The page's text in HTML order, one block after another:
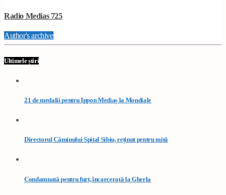
Radio Medias 725
Author's archive
Ultimele știri
21 de medalii pentru Ippon Mediaș la Mondiale
Directorul Căminului Spital Sibiu, reținut pentru mită
Condamnată pentru furt, încarcerată la Gherla